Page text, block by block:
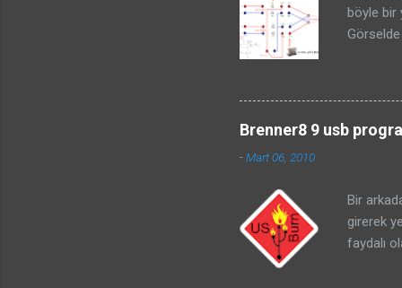
böyle bir
devresi
Sistemi
Brenner8 9 usb
-Mart 06, 2010
Bir
girerek
faydalı